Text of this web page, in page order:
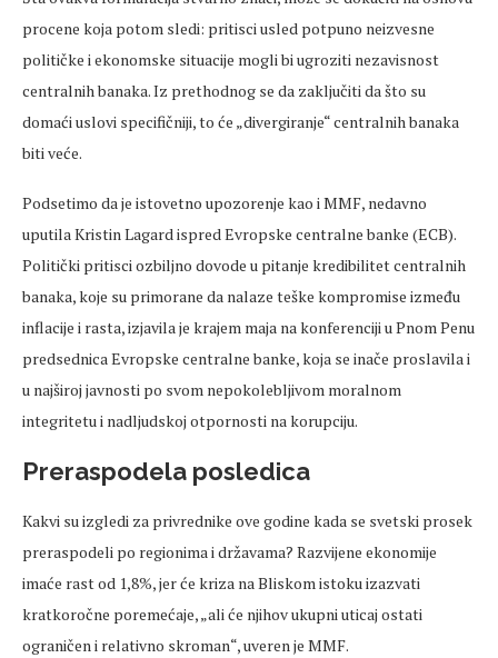
procene koja potom sledi: pritisci usled potpuno neizvesne
političke i ekonomske situacije mogli bi ugroziti nezavisnost
centralnih banaka. Iz prethodnog se da zaključiti da što su
domaći uslovi specifičniji, to će „divergiranje“ centralnih banaka
biti veće.
Podsetimo da je istovetno upozorenje kao i MMF, nedavno
uputila Kristin Lagard ispred Evropske centralne banke (ECB).
Politički pritisci ozbiljno dovode u pitanje kredibilitet centralnih
banaka, koje su primorane da nalaze teške kompromise između
inflacije i rasta, izjavila je krajem maja na konferenciji u Pnom Penu
predsednica Evropske centralne banke, koja se inače proslavila i
u najširoj javnosti po svom nepokolebljivom moralnom
integritetu i nadljudskoj otpornosti na korupciju.
Preraspodela posledica
Kakvi su izgledi za privrednike ove godine kada se svetski prosek
preraspodeli po regionima i državama? Razvijene ekonomije
imaće rast od 1,8%, jer će kriza na Bliskom istoku izazvati
kratkoročne poremećaje, „ali će njihov ukupni uticaj ostati
ograničen i relativno skroman“, uveren je MMF.